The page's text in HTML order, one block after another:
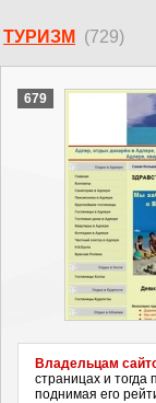
ТУРИЗМ (729)
679
Владельцам
страницах и тогда
поднимая его